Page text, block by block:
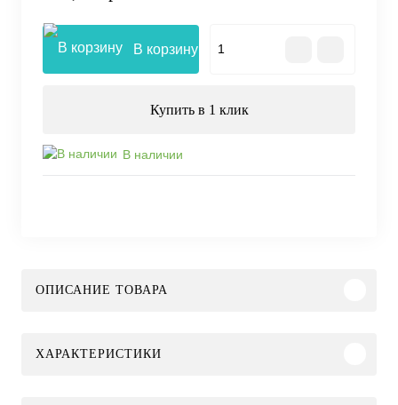
В корзину
Купить в 1 клик
В наличии
ОПИСАНИЕ ТОВАРА
ХАРАКТЕРИСТИКИ